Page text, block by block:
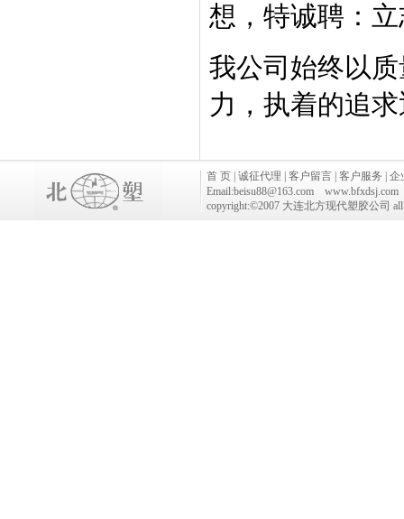
想，特诚聘：
我公司始终以
力，执着的追
首 页 诚征代理 客户留言 客户服务
企
Email:beisu88@163.com
www.bfxdsj.com
copyright:©2007 大连北方现代塑胶公司 all